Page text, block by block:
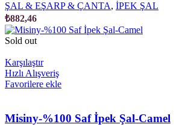
ŞAL & EŞARP & ÇANTA, İPEK ŞAL
₺882,46
Sold out
Karşılaştır
Hızlı Alışveriş
Favorilere ekle
Misiny-%100 Saf İpek Şal-Camel